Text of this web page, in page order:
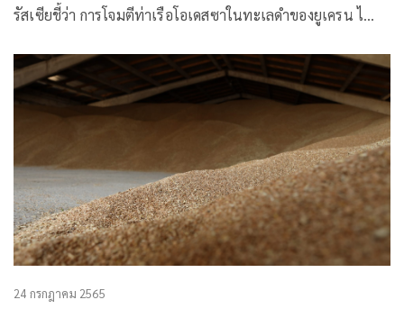
รัสเซียชี้ว่า การโจมตีท่าเรือโอเดสซาในทะเลดำของยูเครน ไ…
24 กรกฎาคม 2565